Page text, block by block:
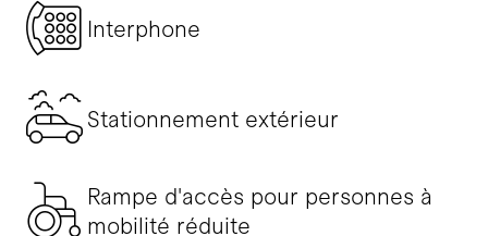
Interphone
Stationnement extérieur
Rampe d'accès pour personnes à
mobilité réduite